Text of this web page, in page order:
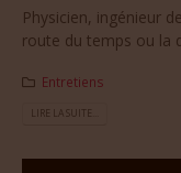
Physicien, ingénieur
route du temps ou la
Entretiens
LIRE LA SUITE...